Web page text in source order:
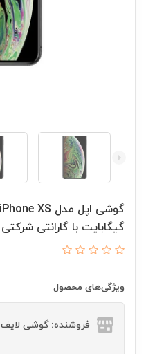
گیگابایت با گارانتی شرکتی
ویژگی‌های محصول
فروشنده: گوشی لایف